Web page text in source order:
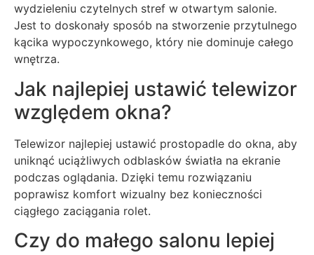
wydzieleniu czytelnych stref w otwartym salonie.
Jest to doskonały sposób na stworzenie przytulnego
kącika wypoczynkowego, który nie dominuje całego
wnętrza.
Jak najlepiej ustawić telewizor
względem okna?
Telewizor najlepiej ustawić prostopadle do okna, aby
uniknąć uciążliwych odblasków światła na ekranie
podczas oglądania. Dzięki temu rozwiązaniu
poprawisz komfort wizualny bez konieczności
ciągłego zaciągania rolet.
Czy do małego salonu lepiej